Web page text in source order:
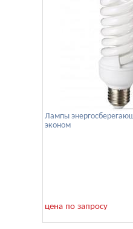
Лампы
эконом
цена по запросу